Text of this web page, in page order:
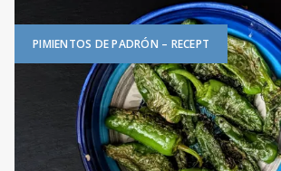
PIMIENTOS DE PADRÓN – RECEPT